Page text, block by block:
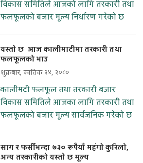
विकास समितिले आजको लागि तरकारी तथा
फलफूलको बजार मूल्य निर्धारण गरेको छ
यस्ताे छ आज कालीमाटीमा तरकारी तथा
फलफूलको भाउ
शुक्रबार, कात्तिक २४, २०८०
कालीमटी फलफूल तथा तरकारी बजार
विकास समितिले आजका लागि तरकारी तथा
फलफूलको बजार मूल्य सार्वजनिक गरेको छ
साग र फर्सीभन्दा ७३० रूपैयाँ महंगाे कुरिलाे,
अन्य तरकारीकाे यस्ताे छ मूल्य